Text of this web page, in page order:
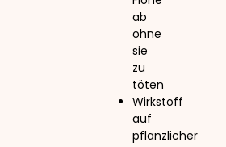
ab
ohne
sie
zu
töten
Wirkstoff
auf
pflanzlicher